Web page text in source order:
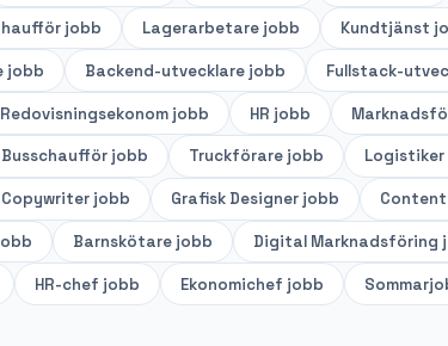
jobb Lagerarbetare jobb Kundtjänst
jobb Backend-utvecklare jobb Fullstack-
Redovisningsekonom jobb HR jobb
Busschaufför jobb Truckförare jobb Logistiker
Copywriter jobb Grafisk Designer jobb
Barnskötare jobb Digital Marknadsföring
HR-chef jobb Ekonomichef jobb